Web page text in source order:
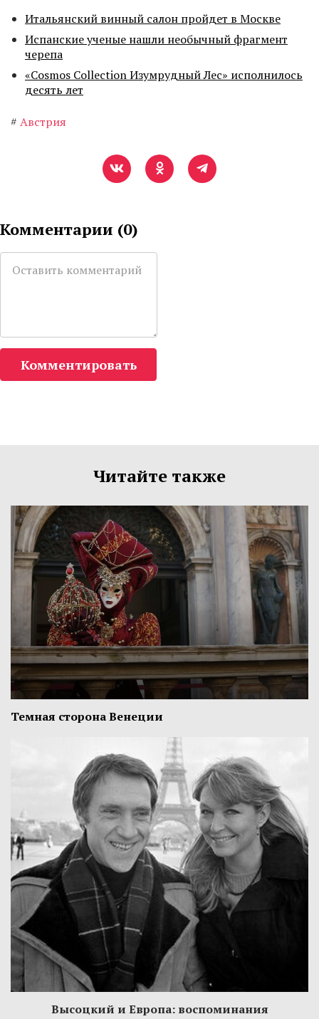
Итальянский винный салон пройдет в Москве
Испанские ученые нашли необычный фрагмент
черепа
«Cosmos Collection Изумрудный Лес» исполнилось
десять лет
# Австрия
Комментарии (0)
Комментировать
Читайте также
Темная сторона Венеции
Высоцкий и Европа: воспоминания